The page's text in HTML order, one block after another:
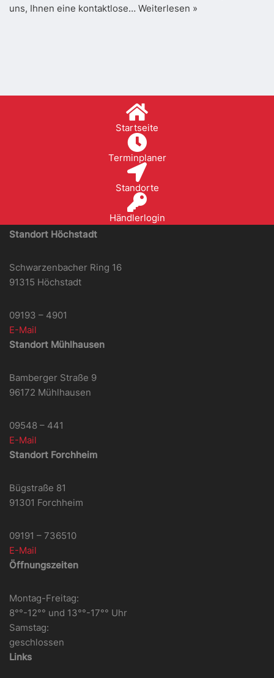
uns, Ihnen eine kontaktlose… Weiterlesen »
Startseite
Terminplaner
Standorte
Händlerlogin
Standort Höchstadt
Schwarzenbacher Ring 16
91315 Höchstadt
09193 – 4901
E-Mail
Standort Mühlhausen
Bamberger Straße 9
96172 Mühlhausen
09548 – 441
E-Mail
Standort Forchheim
Bügstraße 81
91301 Forchheim
09191 – 736510
E-Mail
Öffnungszeiten
Montag-Freitag:
8°°-12°° und 13°°-17°° Uhr
Samstag:
geschlossen
Links